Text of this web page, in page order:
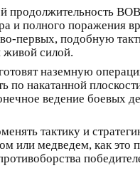
продолжительность
и полного поражения
первых, подобную
живой силой.
наземную
по накатанной
ведение
тактику и
или медведем, как